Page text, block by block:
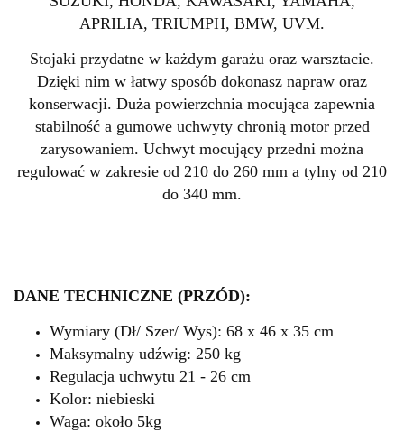
APRILIA, TRIUMPH, BMW, UVM.
Stojaki przydatne w każdym garażu oraz warsztacie.
Dzięki nim w łatwy sposób dokonasz napraw oraz
konserwacji. Duża powierzchnia mocująca zapewnia
stabilność a gumowe uchwyty chronią motor przed
zarysowaniem. Uchwyt mocujący przedni można
regulować w zakresie od 210 do 260 mm a tylny od 210
do 340 mm.
DANE TECHNICZNE (PRZÓD):
Wymiary (Dł/ Szer/ Wys): 68 x 46 x 35 cm
Maksymalny udźwig: 250 kg
Regulacja uchwytu 21 - 26 cm
Kolor: niebieski
Waga: około 5kg